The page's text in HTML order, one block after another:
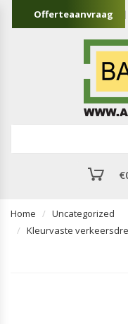
Offerteaanvraag
€
Home
Uncategorized
Kleurvaste